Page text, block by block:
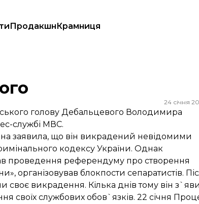
ПродакшнКрамниця
24 січня
голову Дебальцевого Володимира
службі МВС.
заявила, що він викрадений невідомими
кодексу України. Однак
проведення референдуму про створення
організовував блокпости сепаратистів.
викрадення. Кілька днів тому він
своїх службових обов`язків. 22 січня